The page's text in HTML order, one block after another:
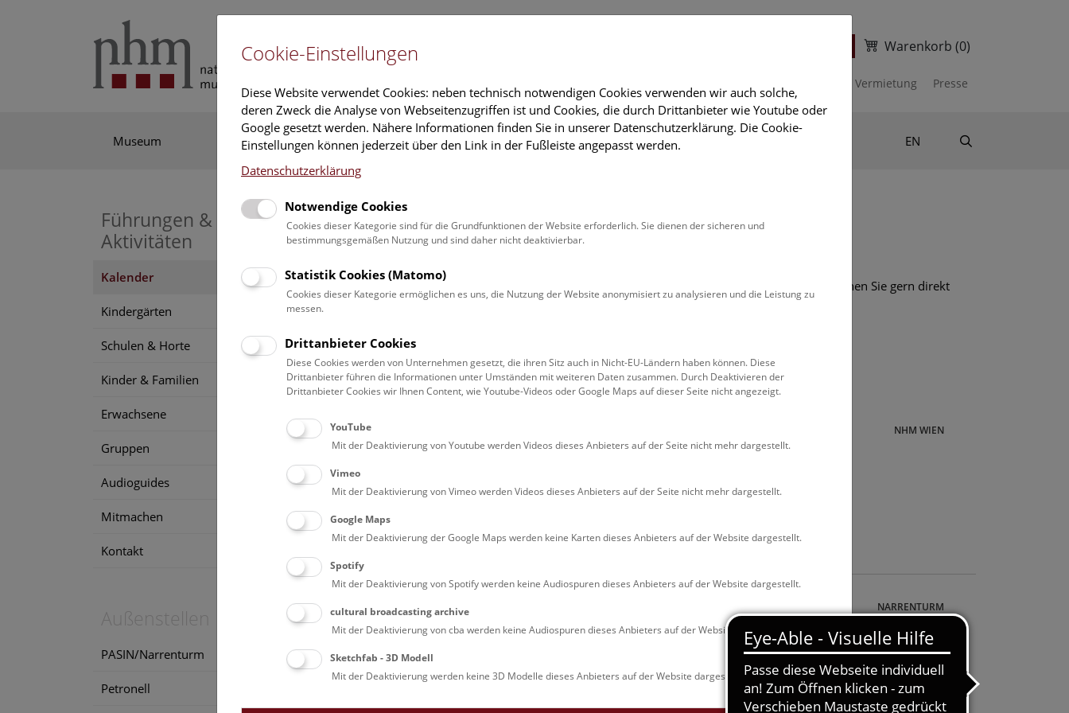
Warenkorb (0)
Vermietung Presse
Museum Ausstellung Forschung Führungen & Aktivitäten Deck 50 EN
Führungen &
Aktivitäten
Kalender
Kindergärten
Schulen & Horte
Kinder & Familien
Erwachsene
Gruppen
Audioguides
Mitmachen
Kontakt
Außenstellen
PASIN/Narrenturm
Petronell
Kalender
Hier finden Sie die aktuellen Veranstaltungen des heutigen Tages. Für mehr Informationen besuchen Sie gern direkt
unsererVeranstaltungsprogramm .
7. August 2026
Fr 7.8.
Augmented Reality Show:
Eine Zeitreise für Familien durch die Welt der
hautnah zu erleben!
NHM WIEN
Fr 7.8.
12:00 – 12:45
NHM Narrenturm: Guided Tour
The introductory tour of the study collection
showcases selected specimens relating to various
diseases such as tuberculosis, syphilis and
NARRENTURM
Cookie-Einstellungen
Diese Website verwendet Cookies: neben technisch notwendigen Cookies verwenden wir auch solche,
deren Zweck die Analyse von Webseitenzugriffen ist und Cookies, die durch Drittanbieter wie Youtube oder
Google gesetzt werden. Nähere Informationen finden Sie in unserer Datenschutzerklärung. Die Cookie-
Einstellungen können jederzeit über den Link in der Fußleiste angepasst werden.
Datenschutzerklärung
Notwendige Cookies
Cookies dieser Kategorie sind für die Grundfunktionen der Website erforderlich. Sie dienen der sicheren und
bestimmungsgemäßen Nutzung und sind daher nicht deaktivierbar.
Statistik Cookies (Matomo)
Cookies dieser Kategorie ermöglichen es uns, die Nutzung der Website anonymisiert zu analysieren und die Leistung zu
messen.
Drittanbieter Cookies
Diese Cookies werden von Unternehmen gesetzt, die ihren Sitz auch in Nicht-EU-Ländern haben können. Diese
Drittanbieter führen die Informationen unter Umständen mit weiteren Daten zusammen. Durch Deaktivieren der
Drittanbieter Cookies wir Ihnen Content, wie Youtube-Videos oder Google Maps auf dieser Seite nicht angezeigt.
YouTube
Mit der Deaktivierung von Youtube werden Videos dieses Anbieters auf der Seite nicht mehr dargestellt.
Vimeo
Mit der Deaktivierung von Vimeo werden Videos dieses Anbieters auf der Seite nicht mehr dargestellt.
Google Maps
Mit der Deaktivierung der Google Maps werden keine Karten dieses Anbieters auf der Website dargestellt.
Spotify
Mit der Deaktivierung von Spotify werden keine Audiospuren dieses Anbieters auf der Website dargestellt.
cultural broadcasting archive
Mit der Deaktivierung von cba werden keine Audiospuren dieses Anbieters auf der Website dargestellt.
Sketchfab - 3D Modell
Mit der Deaktivierung werden keine 3D Modelle dieses Anbieters auf der Website dargestellt.